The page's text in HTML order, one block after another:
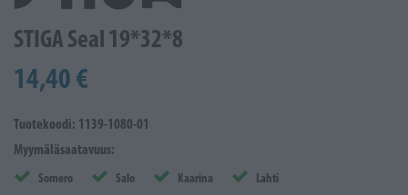
STIGA Seal 19*32*8
14,40 €
Tuotekoodi: 1139-1080-01
Myymäläsaatavuus:
Somero Salo Kaarina
Lahti